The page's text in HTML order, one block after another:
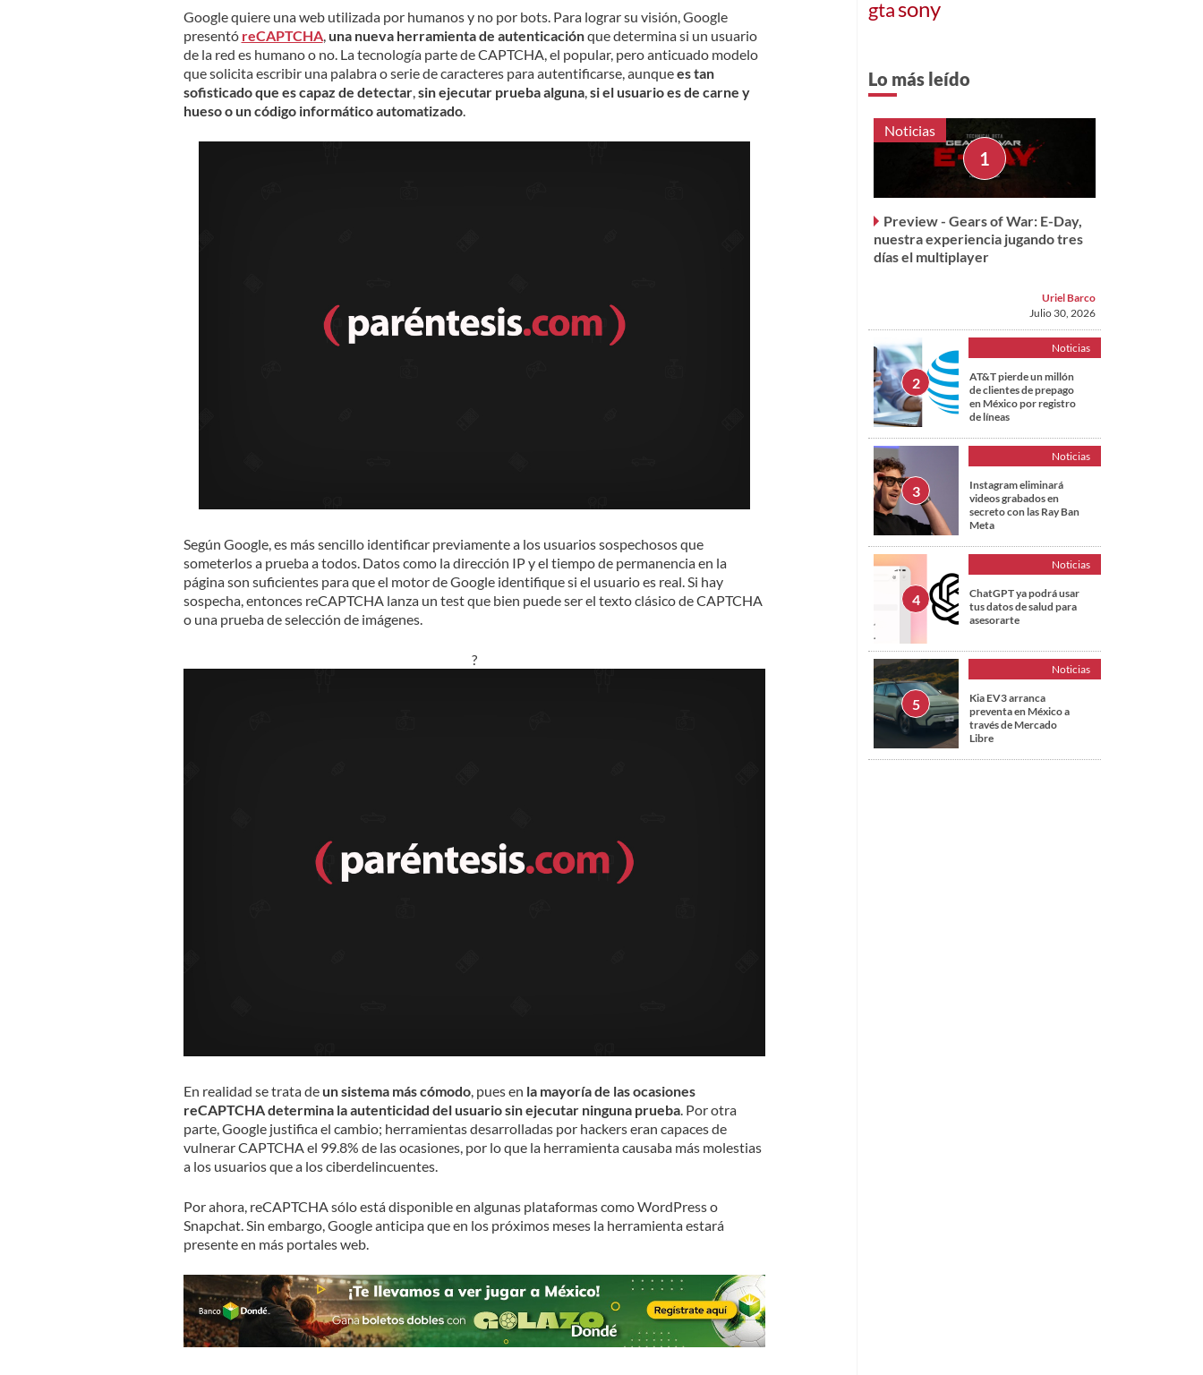
Google quiere una web utilizada por humanos y no por bots. Para lograr su visión, Google
presentó reCAPTCHA, una nueva herramienta de autenticaciónque determina si un usuario
de la red es humano o no. La tecnología parte de CAPTCHA, el popular, pero anticuado modelo
que solicita escribir una palabra o serie de caracteres para autentificarse, aunquees tan
sofisticado que es capaz de detectar, sin ejecutar prueba alguna, si el usuario es de carne y
hueso o un código informático automatizado.
Según Google, es más sencillo identificar previamente a los usuarios sospechosos que
someterlos a prueba a todos. Datos como la dirección IP y el tiempo de permanencia en la
página son suficientes para que el motor de Google identifique si el usuario es real. Si hay
sospecha, entonces reCAPTCHA lanza un test que bien puede ser el texto clásico de CAPTCHA
o una prueba de selección de imágenes.
?
En realidad se trata de un sistema más cómodo, pues en la mayoría de las ocasiones
reCAPTCHA determina la autenticidad del usuario sin ejecutar ninguna prueba. Por otra
parte, Google justifica el cambio; herramientas desarrolladas por hackers eran capaces de
vulnerar CAPTCHA el 99.8% de las ocasiones, por lo que la herramienta causaba más molestias
a los usuarios que a los ciberdelincuentes.
Por ahora, reCAPTCHA sólo está disponible en algunas plataformas como WordPress o
Snapchat. Sin embargo, Google anticipa que en los próximos meses la herramienta estará
presente en más portales web.
gtasony
Lo más leído
Noticias
Preview - Gears of War: E-Day,
nuestra experiencia jugando tres
días el multiplayer
Uriel Barco
Julio 30, 2026
Noticias
AT&T pierde un millón
de clientes de prepago
en México por registro
de líneas
Noticias
Instagram eliminará
videos grabados en
secreto con las Ray Ban
Meta
Noticias
ChatGPT ya podrá usar
tus datos de salud para
asesorarte
Noticias
Kia EV3 arranca
preventa en México a
través de Mercado
Libre